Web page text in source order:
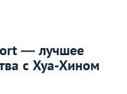
— лучшее
с Хуа-Хином